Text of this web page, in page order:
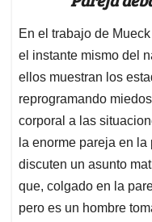
En el trabajo de
el instante mismo del
ellos muestran los
reprogramando
corporal a las
la enorme pareja en
discuten un asunto
que, colgado en la
pero es un hombre